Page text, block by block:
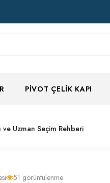
PIVOT ÇELIK KAPI
ve Uzman Seçim Rehberi
51 görüntülenme